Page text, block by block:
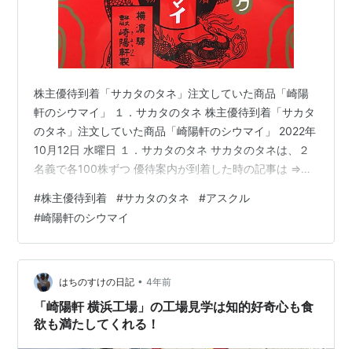
株主優待到着「サカタのタネ」注文していた商品「崎陽
軒のシウマイ」 １．サカタのタネ 株主優待到着「サカタ
のタネ」注文していた商品「崎陽軒のシウマイ」 2022年
10月12日 水曜日 １．サカタのタネ サカタのタネは、２
名義で各100株ずつ 優待案内が到着した時の記事は ⇒こ
栽培キットの２商品を選択して申込んでいたが、最初に
シウマイが到着 (15個入り×２パック) 昔はよく崎陽軒の
シウマイを食べた記憶があるが、今回は何十年振りかに
食べることになるので楽しみ！ ２．アスクル ２名義で各
100株ずつ 500円のクーポンが４枚×２名義=８枚分
（400…
#株主優待到着 #サカタのタネ #アスクル
#崎陽軒のシウマイ
はちのすけの日記 • 4年前
「崎陽軒 横浜工場」の工場見学は知的好奇心も食
欲も満たしてくれる！